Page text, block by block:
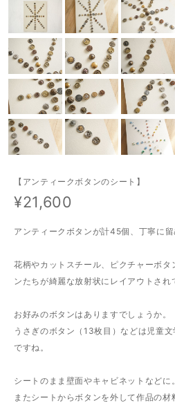
【アンティークボタンのシート】
¥21,600
アンティークボタンが計45個、丁寧に留
花柄やカットスチール、ピクチャーボタ
ンたちが綺麗な放射状にレイアウトされ
お好みのボタンはありますでしょうか。
うさぎのボタン（13枚目）などは児童
ですね。
シートのまま壁面やキャビネットなどに。
またシートからボタンを外して作品の材